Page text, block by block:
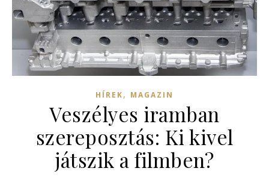
HÍREK, MAGAZIN
Veszélyes iramban
szereposztás: Ki kivel
játszik a filmben?